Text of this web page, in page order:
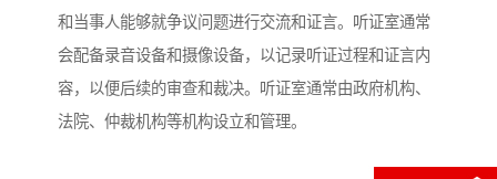
和当事人能够就争议问题进行交流和证言。听证室通常
会配备录音设备和摄像设备，以记录听证过程和证言内
容，以便后续的审查和裁决。听证室通常由政府机构、
法院、仲裁机构等机构设立和管理。